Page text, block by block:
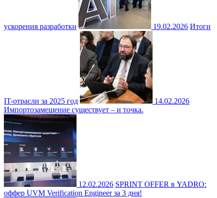
ускорения разработки 19.02.2026 Итоги
IT-отрасли за 2025 год
14.02.2026
Импортозамещение существует – и точка.
12.02.2026 SPRINT OFFER в YADRO:
оффер UVM Verification Engineer за 3 дня!